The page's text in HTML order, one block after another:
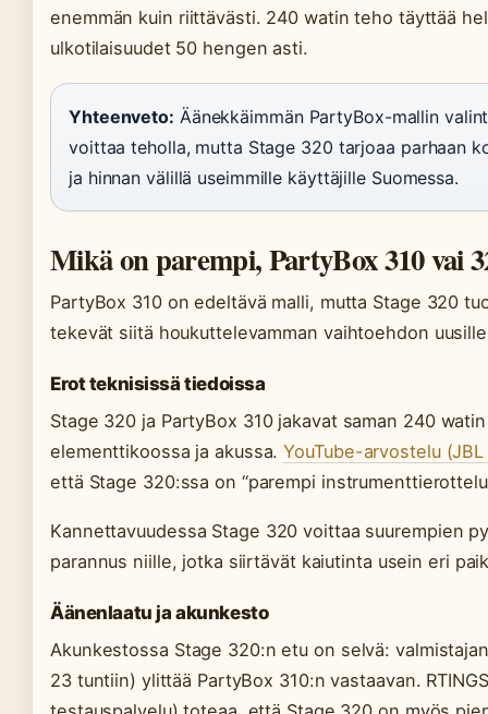
enemmän kuin riittävästi. 240 watin teho täyttää
ulkotilaisuudet 50 hengen asti.
Yhteenveto: Äänekkäimmän PartyBox-mallin
voittaa teholla, mutta Stage 320 tarjoaa parhaan
ja hinnan välillä useimmille käyttäjille Suomessa.
Mikä on parempi, PartyBox 310 vai
PartyBox 310 on edeltävä malli, mutta Stage 320
tekevät siitä houkuttelevamman vaihtoehdon
Erot teknisissä tiedoissa
Stage 320 ja PartyBox 310 jakavat saman 240
elementtikoossa ja akussa.YouTube-arvostelu
että Stage 320:ssa on “parempi
Kannettavuudessa Stage 320 voittaa suurempien
parannus niille, jotka siirtävät kaiutinta usein eri
Äänenlaatu ja akunkesto
Akunkestossa Stage 320:n etu on selvä:
23 tuntiin) ylittää PartyBox 310:n vastaavan.